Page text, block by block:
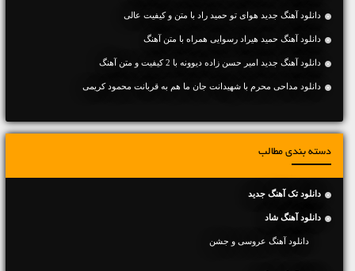
دانلود آهنگ جديد هوای تو حمید راد با متن و کیفیت عالی
دانلود آهنگ حمید هیراد رسوایی همراه با متن آهنگ
دانلود آهنگ جديد امیر حسن زاده دیوونه با 2 کیفیت و متن آهنگ
دانلود مداحی محرم با شهیدانت جان ما هم به قربانت محمود کریمی
دسته بندی مطالب
دانلود تک آهنگ جدید
دانلود آهنگ شاد
دانلود آهنگ عروسی و جشن